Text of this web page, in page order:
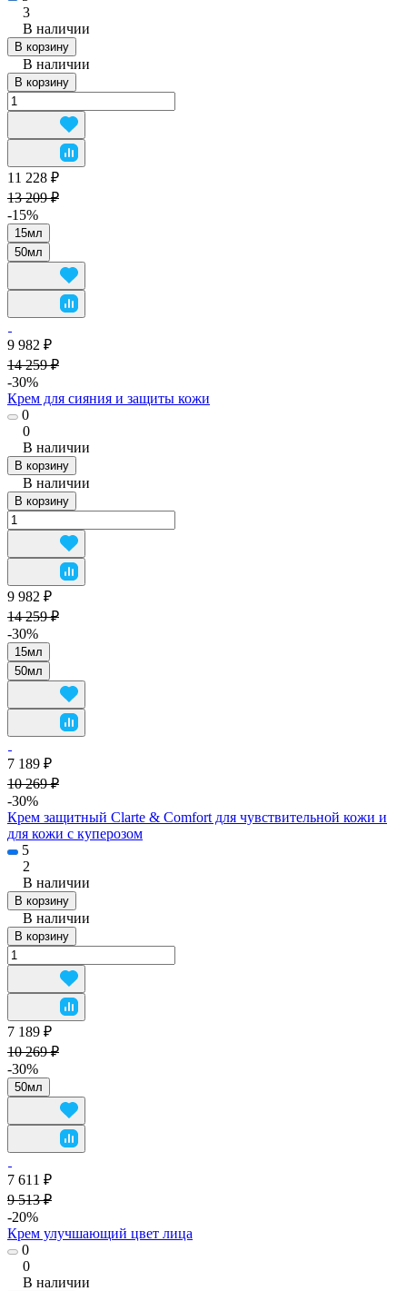
3
В наличии
В корзину
В наличии
В корзину
11 228 ₽
13 209 ₽
-15%
15мл
50мл
9 982 ₽
14 259 ₽
-30%
Крем для сияния и защиты кожи
0
0
В наличии
В корзину
В наличии
В корзину
9 982 ₽
14 259 ₽
-30%
15мл
50мл
7 189 ₽
10 269 ₽
-30%
Крем защитный Clarte & Comfort для чувствительной кожи и
для кожи с куперозом
5
2
В наличии
В корзину
В наличии
В корзину
7 189 ₽
10 269 ₽
-30%
50мл
7 611 ₽
9 513 ₽
-20%
Крем улучшающий цвет лица
0
0
В наличии